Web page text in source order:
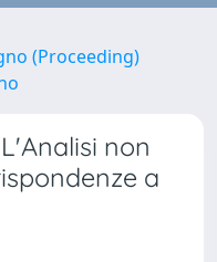
(Proceeding)
non
a